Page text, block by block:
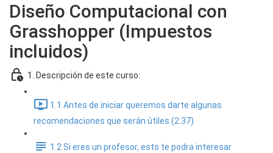
Diseño Computacional con
Grasshopper (Impuestos
incluidos)
1. Descripción de este curso:
1.1 Antes de iniciar queremos darte algunas
recomendaciones que serán útiles (2:37)
1.2 Si eres un profesor, esto te podra interesar